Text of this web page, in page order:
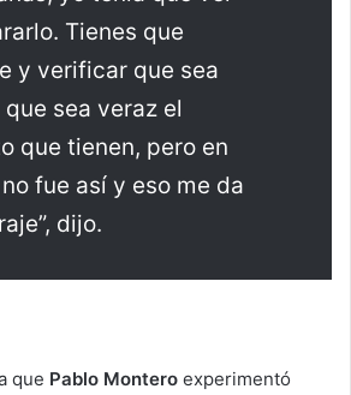
Tienes que
y verificar que sea
sea veraz el
que tienen, pero en
fue así y eso me da
dijo.
que Pablo Montero experimentó